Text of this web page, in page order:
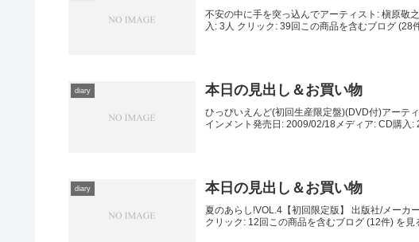
不安の中に手を突っ込んでアーティスト: 槇原敬
入: 3人 クリック: 39回この商品を含むブログ
diary 本日の見出し＆お買い物
ひっぴいえんど(初回生産限定盤)(DVD付)アーテ
インメント発売日: 2009/02/18メディア: CD購入
diary 本日の見出し＆お買い物
夏のあらし!VOL.4【初回限定版】 出版社/メーカ
クリック: 12回この商品を含むブログ (12件) を